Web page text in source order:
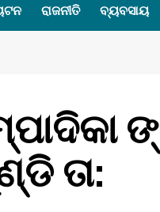
ରାଜନୀତି ବ୍ୟବସାୟ
ତା: